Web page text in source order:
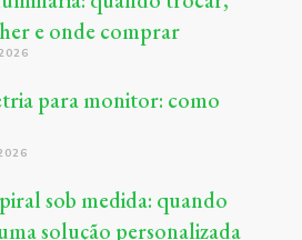
e onde comprar
para monitor: como
sob medida: quando
solução personalizada